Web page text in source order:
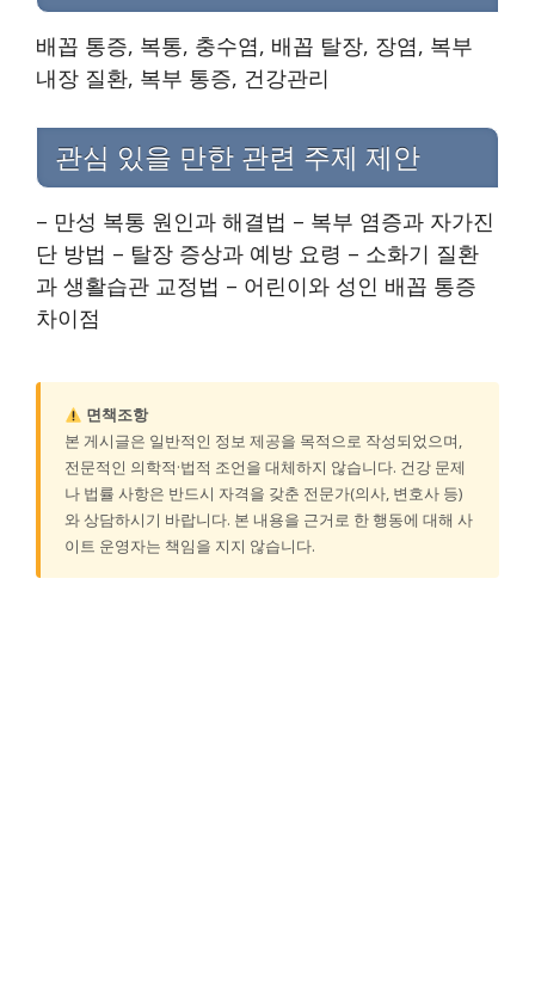
배꼽 통증, 복통, 충수염, 배꼽 탈장, 장염, 복부
내장 질환, 복부 통증, 건강관리
관심 있을 만한 관련 주제 제안
– 만성 복통 원인과 해결법 – 복부 염증과 자가진
단 방법 – 탈장 증상과 예방 요령 – 소화기 질환
과 생활습관 교정법 – 어린이와 성인 배꼽 통증
차이점
면책조항
본 게시글은 일반적인 정보 제공을 목적으로 작성되었으며,
전문적인 의학적·법적 조언을 대체하지 않습니다. 건강 문제
나 법률 사항은 반드시 자격을 갖춘 전문가(의사, 변호사 등)
와 상담하시기 바랍니다. 본 내용을 근거로 한 행동에 대해 사
이트 운영자는 책임을 지지 않습니다.